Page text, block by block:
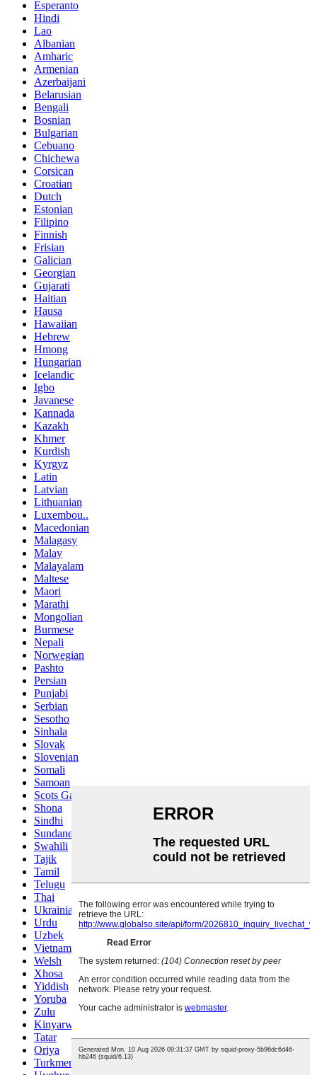
Esperanto
Hindi
Lao
Albanian
Amharic
Armenian
Azerbaijani
Belarusian
Bengali
Bosnian
Bulgarian
Cebuano
Chichewa
Corsican
Croatian
Dutch
Estonian
Filipino
Finnish
Frisian
Galician
Georgian
Gujarati
Haitian
Hausa
Hawaiian
Hebrew
Hmong
Hungarian
Icelandic
Igbo
Javanese
Kannada
Kazakh
Khmer
Kurdish
Kyrgyz
Latin
Latvian
Lithuanian
Luxembou..
Macedonian
Malagasy
Malay
Malayalam
Maltese
Maori
Marathi
Mongolian
Burmese
Nepali
Norwegian
Pashto
Persian
Punjabi
Serbian
Sesotho
Sinhala
Slovak
Slovenian
Somali
Samoan
Scots Gaelic
Shona
Sindhi
Sundanese
Swahili
Tajik
Tamil
Telugu
Thai
Ukrainian
Urdu
Uzbek
Vietnamese
Welsh
Xhosa
Yiddish
Yoruba
Zulu
Kinyarwanda
Tatar
Oriya
Turkmen